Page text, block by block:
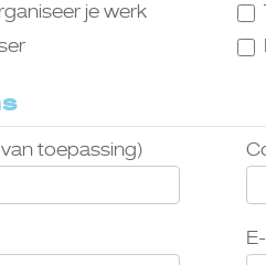
je werk
toepassing)